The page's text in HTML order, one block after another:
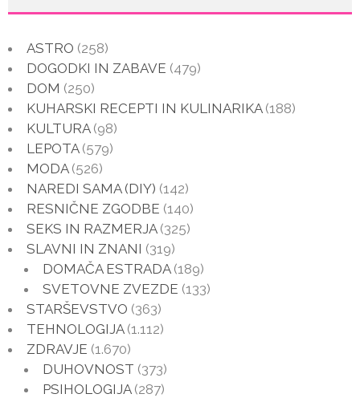
ASTRO (258)
DOGODKI IN ZABAVE (479)
DOM (250)
KUHARSKI RECEPTI IN KULINARIKA(188)
KULTURA(98)
LEPOTA(579)
MODA(526)
NAREDI SAMA (DIY) (142)
RESNIČNE ZGODBE (140)
SEKS IN RAZMERJA(325)
SLAVNI IN ZNANI (319)
DOMAČA ESTRADA(189)
SVETOVNE ZVEZDE (133)
STARŠEVSTVO (363)
TEHNOLOGIJA(1.112)
ZDRAVJE (1.670)
DUHOVNOST (373)
PSIHOLOGIJA(287)